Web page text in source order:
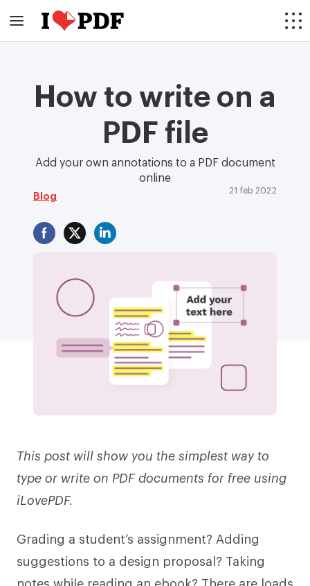
How to write on a
PDF file
Add your own annotations to a PDF document
online
21 feb 2022
Blog
This post will show you the simplest way to
type or write on PDF documents for free using
iLovePDF.
Grading a student’s assignment? Adding
suggestions to a design proposal? Taking
notes while reading an ebook? There are loads